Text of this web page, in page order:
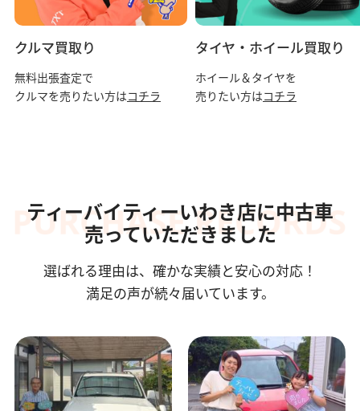
クルマ買取り
無料出張査定で
クルマを売りたい方はコチラ
タイヤ・ホイール買取り
ホイール＆タイヤを
売りたい方はコチラ
ティーバイティーいわき店に中古車
売っていただきました
選ばれる理由は、確かな実績と安心の対応！
満足の声が続々届いています。